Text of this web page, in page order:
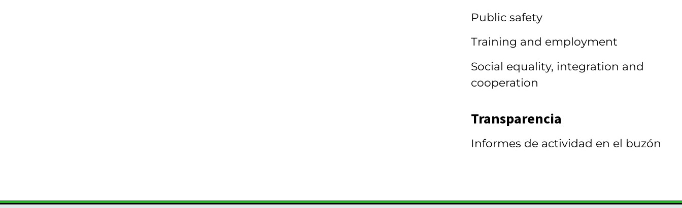
Public safety
Training and employment
Social equality, integration and
cooperation
Transparencia
Informes de actividad en el buzón